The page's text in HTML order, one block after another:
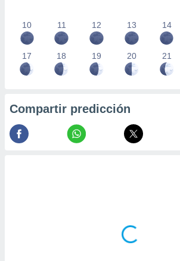
10 11 12 13 14
17 18 19 20 21
Compartir predicción